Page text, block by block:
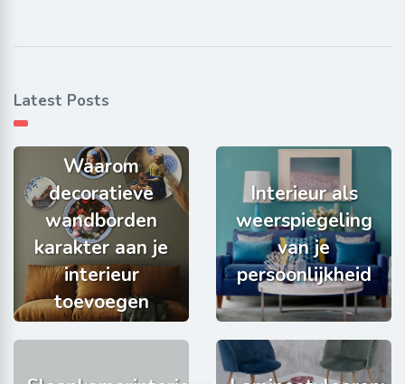
Latest Posts
Waarom
decoratieve
wandborden
karakter aan je
interieur
toevoegen
Interieur als
weerspiegeling
van je
persoonlijkheid